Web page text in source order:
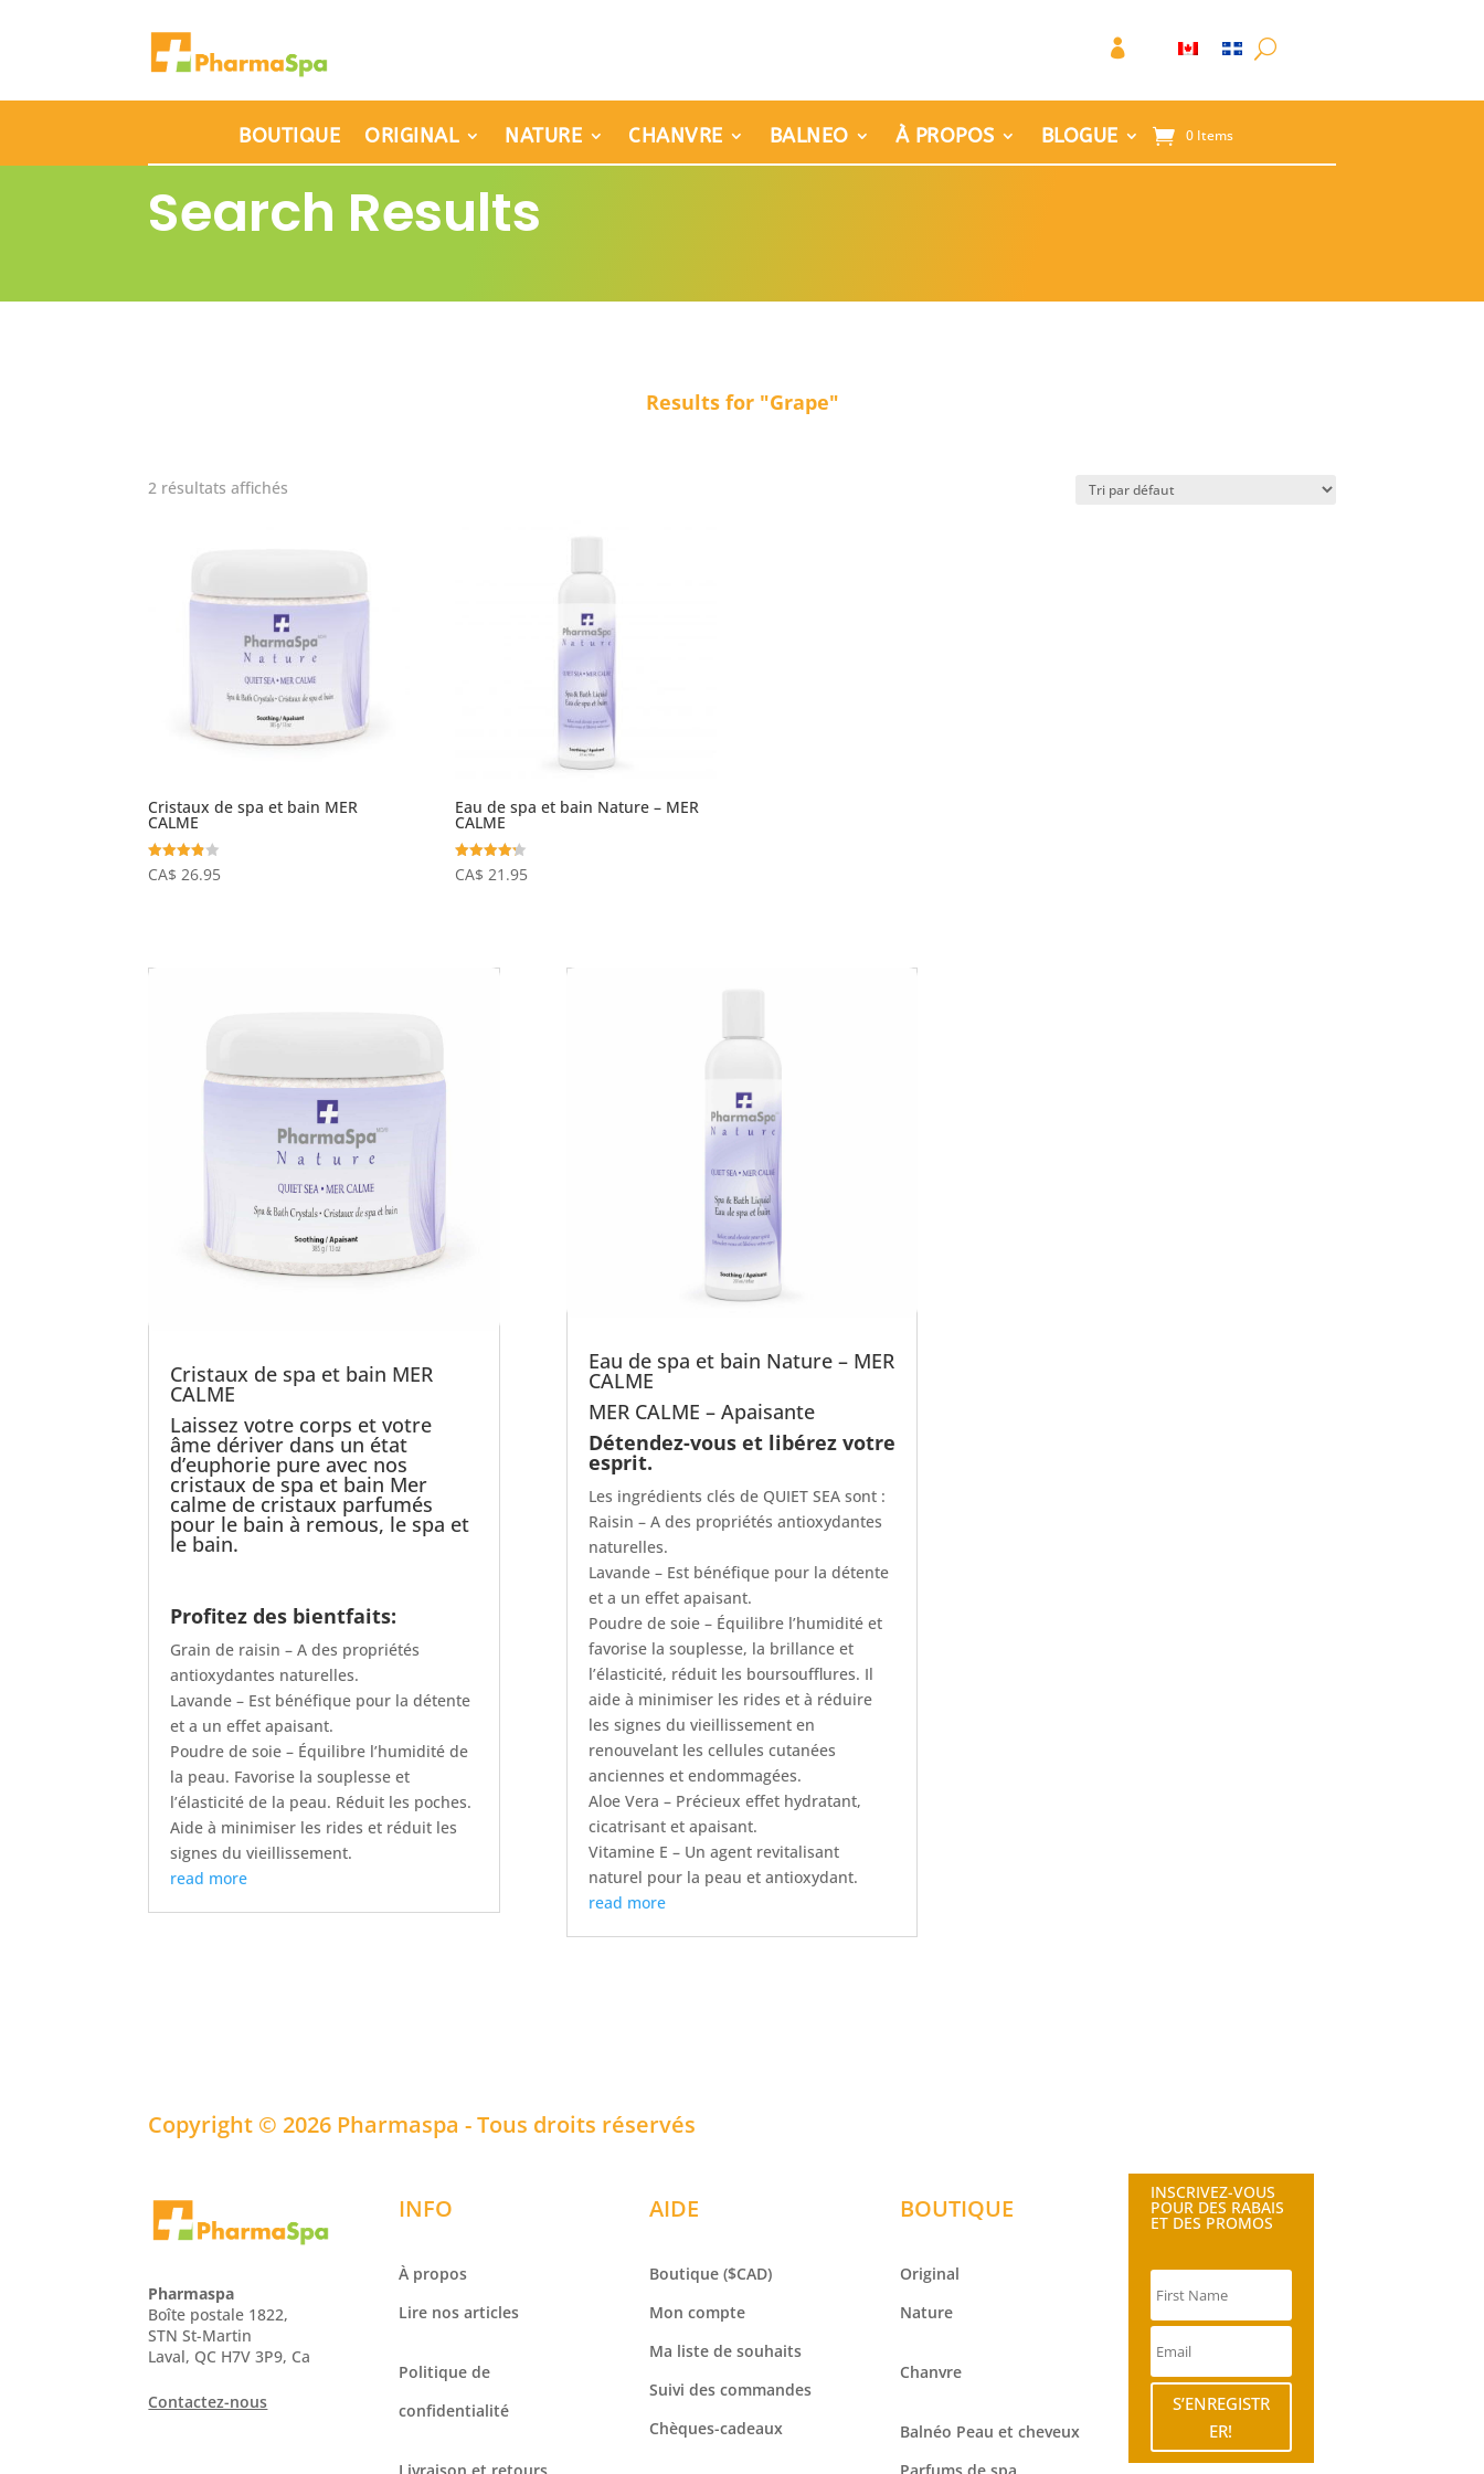

BOUTIQUE ORIGINAL NATURE CHANVRE BALNEO À PROPOS BLOGUE 0 Items
Search Results
Results for "Grape"
2 résultats affichés
Cristaux de spa et bain MER
CALME
Note
3.86
CA$ 26.95
Eau de spa et bain Nature – MER
CALME
Note
4.25
CA$ 21.95
Cristaux de spa et bain MER
CALME
Laissez votre corps et votre
âme dériver dans un état
d’euphorie pure avec nos
cristaux de spa et bain Mer
calme de cristaux parfumés
pour le bain à remous, le spa et
le bain.
Profitez des bientfaits:
Grain de raisin – A des propriétés
antioxydantes naturelles.
Lavande – Est bénéfique pour la détente
et a un effet apaisant.
Poudre de soie – Équilibre l’humidité de
la peau. Favorise la souplesse et
l’élasticité de la peau. Réduit les poches.
Aide à minimiser les rides et réduit les
signes du vieillissement.
read more
Eau de spa et bain Nature – MER
CALME
MER CALME – Apaisante
Détendez-vous et libérez votre
esprit.
Les ingrédients clés de QUIET SEA sont :
Raisin – A des propriétés antioxydantes
naturelles.
Lavande – Est bénéfique pour la détente
et a un effet apaisant.
Poudre de soie – Équilibre l’humidité et
favorise la souplesse, la brillance et
l’élasticité, réduit les boursoufflures. Il
aide à minimiser les rides et à réduire
les signes du vieillissement en
renouvelant les cellules cutanées
anciennes et endommagées.
Aloe Vera – Précieux effet hydratant,
cicatrisant et apaisant.
Vitamine E – Un agent revitalisant
naturel pour la peau et antioxydant.
read more
Copyright © 2026 Pharmaspa - Tous droits réservés
Pharmaspa
Boîte postale 1822,
STN St-Martin
Laval, QC H7V 3P9, Ca
Contactez-nous
INFO
À propos
Lire nos articles
Politique de
confidentialité
AIDE
Boutique ($CAD)
Mon compte
Ma liste de souhaits
Suivi des commandes
Chèques-cadeaux
BOUTIQUE
Original
Nature
Chanvre
Balnéo Peau et cheveux
INSCRIVEZ-VOUS
POUR DES RABAIS
ET DES PROMOS
S’ENREGISTR
ER!